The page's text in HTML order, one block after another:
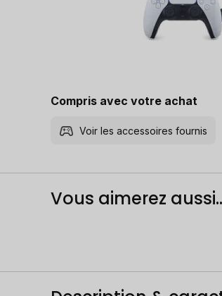
Compris avec votre achat
Voir les accessoires fournis
Vous aimerez